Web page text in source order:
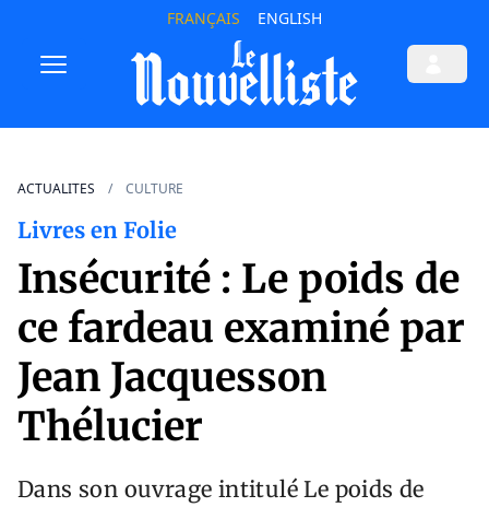
FRANÇAIS ENGLISH
ACTUALITES CULTURE
Livres en Folie
Insécurité : Le poids de
ce fardeau examiné par
Jean Jacquesson
Thélucier
Dans son ouvrage intitulé Le poids de